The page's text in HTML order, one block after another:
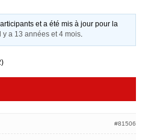
et a été mis à jour pour la
y a 13 années et 4 mois.
#81506